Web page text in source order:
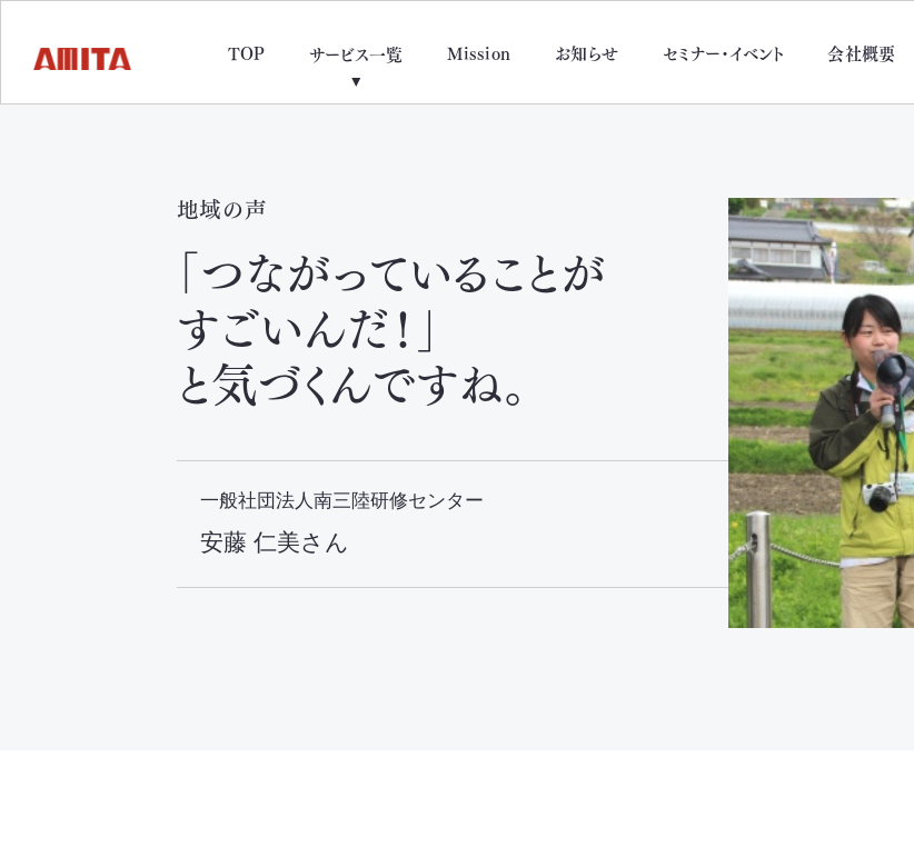
TOP サービス一覧 Mission お知らせ セミナー・イベント 会社概要
地域の声
「つながっていることが
すごいんだ！」
と気づくんですね。
一般社団法人南三陸研修センター
安藤 仁美さん